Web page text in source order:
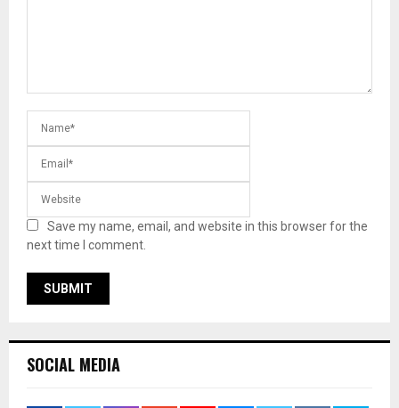
Save my name, email, and website in this browser for the
next time I comment.
SOCIAL MEDIA